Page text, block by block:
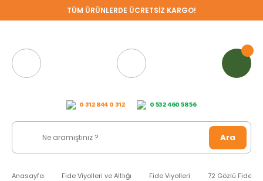
TÜM ÜRÜNLERDE ÜCRETSİZ KARGO!
0 312 844 0 312 0 532 460 58 56
Ara
Anasayfa Fide Viyolleri ve Altlığı Fide Viyolleri 72 Gözlü Fide